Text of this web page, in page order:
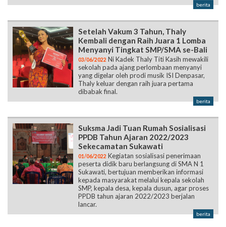
berita
Setelah Vakum 3 Tahun, Thaly
Kembali dengan Raih Juara 1 Lomba
Menyanyi Tingkat SMP/SMA se-Bali
03/06/2022 Ni Kadek Thaly Titi Kasih mewakili
sekolah pada ajang perlombaan menyanyi
yang digelar oleh prodi musik ISI Denpasar,
Thaly keluar dengan raih juara pertama
dibabak final.
berita
Suksma Jadi Tuan Rumah Sosialisasi
PPDB Tahun Ajaran 2022/2023
Sekecamatan Sukawati
01/06/2022 Kegiatan sosialisasi penerimaan
peserta didik baru berlangsung di SMA N 1
Sukawati, bertujuan memberikan informasi
kepada masyarakat melalui kepala sekolah
SMP, kepala desa, kepala dusun, agar proses
PPDB tahun ajaran 2022/2023 berjalan
lancar.
berita